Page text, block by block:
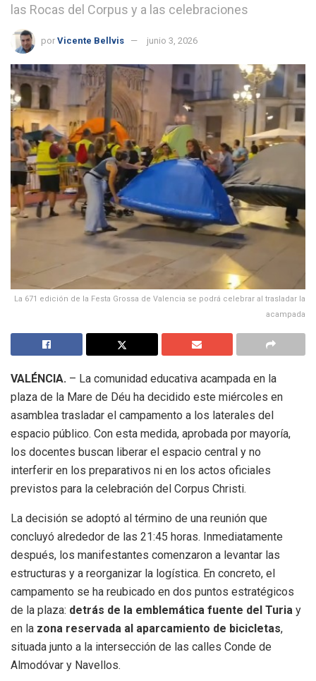
las Rocas del Corpus y a las celebraciones
por Vicente Bellvis junio 3, 2026
La 671 edición de la Festa Grossa de Valencia se podrá celebrar al trasladar la
acampada
VALÉNCIA. – La comunidad educativa acampada en la
plaza de la Mare de Déu ha decidido este miércoles en
asamblea trasladar el campamento a los laterales del
espacio público. Con esta medida, aprobada por mayoría,
los docentes buscan liberar el espacio central y no
interferir en los preparativos ni en los actos oficiales
previstos para la celebración del Corpus Christi.
La decisión se adoptó al término de una reunión que
concluyó alrededor de las 21:45 horas. Inmediatamente
después, los manifestantes comenzaron a levantar las
estructuras y a reorganizar la logística. En concreto, el
campamento se ha reubicado en dos puntos estratégicos
de la plaza: detrás de la emblemática fuente del Turia y
en la zona reservada al aparcamiento de bicicletas,
situada junto a la intersección de las calles Conde de
Almodóvar y Navellos.